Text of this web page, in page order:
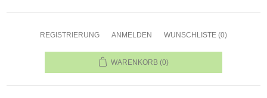
REGISTRIERUNG ANMELDEN WUNSCHLISTE (0)
WARENKORB (0)